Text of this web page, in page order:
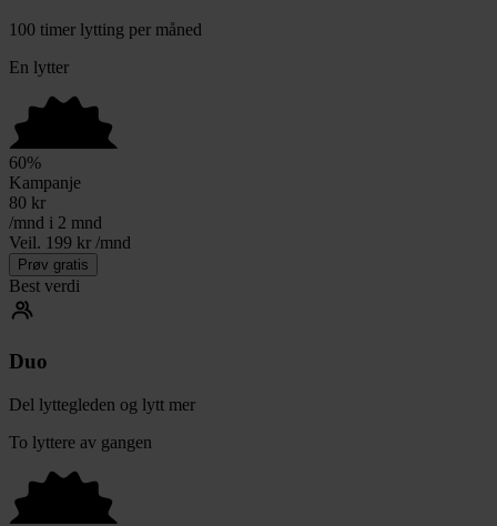
100 timer lytting per måned
En lytter
60%
Kampanje
80 kr
/mnd i 2 mnd
Veil. 199 kr /mnd
Prøv gratis
Best verdi
Duo
Del lyttegleden og lytt mer
To lyttere av gangen